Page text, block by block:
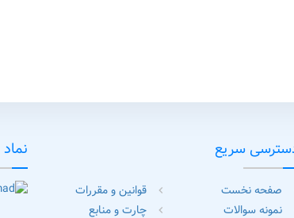
سریع
صفحه نخست chevron_left قوانین و مقررات
نمونه سوالات chevron_left چارت و منابع
نماد